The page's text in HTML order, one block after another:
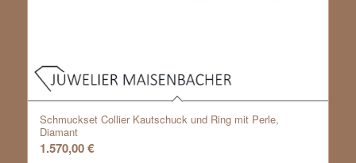
Schmuckset Collier Kautschuck und Ring mit Perle,
Diamant
1.570,00€